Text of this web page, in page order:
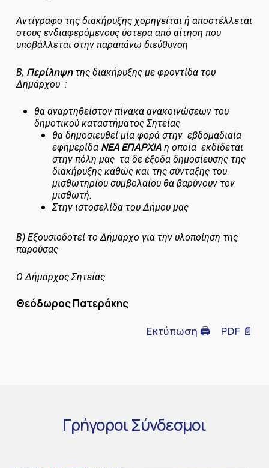
Αντίγραφο της διακήρυξης χορηγείται ή αποστέλλεται
στους ενδιαφερόμενους ύστερα από αίτηση που
υποβάλλεται στην παραπάνω διεύθυνση
Β, Περίληψητης διακήρυξης με φροντίδα του
Δημάρχου :
θα αναρτηθείστον πίνακα ανακοινώσεων του
δημοτικού καταστήματος Σητείας
θα δημοσιευθεί μία φορά στην εβδομαδιαία
εφημερίδα ΝΕΑ ΕΠΑΡΧΙΑη οποία εκδίδεται
στην πόλη μας τα δε έξοδα δημοσίευσης της
διακήρυξης καθώς και της σύνταξης του
μισθωτηρίου συμβολαίου θα βαρύνουν τον
μισθωτή.
Στην ιστοσελίδα του Δήμου μας
Β) Εξουσιοδοτεί το Δήμαρχο για την υλοποίηση της
παρούσας
Ο Δήμαρχος Σητείας
Θεόδωρος Πατεράκης
Εκτύπωση 🖨 PDF 📄
ΓρήγοροιΣύνδεσμοι